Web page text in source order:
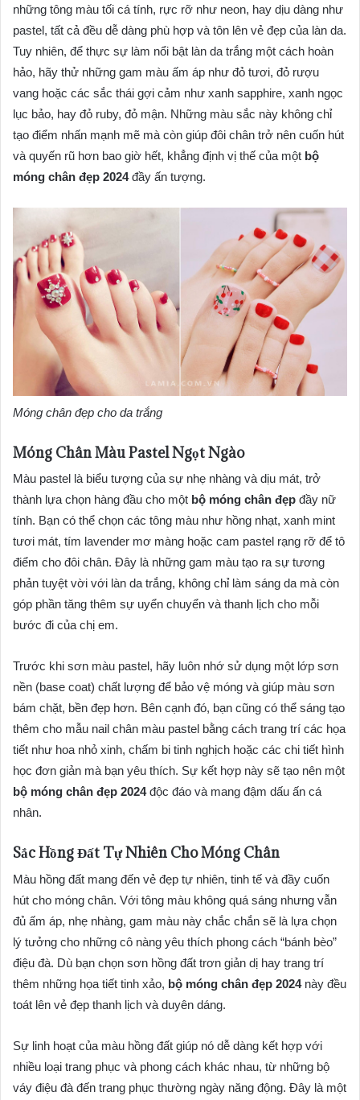
những tông màu tối cá tính, rực rỡ như neon, hay dịu dàng như
pastel, tất cả đều dễ dàng phù hợp và tôn lên vẻ đẹp của làn da.
Tuy nhiên, để thực sự làm nổi bật làn da trắng một cách hoàn
hảo, hãy thử những gam màu ấm áp như đỏ tươi, đỏ rượu
vang hoặc các sắc thái gợi cảm như xanh sapphire, xanh ngọc
lục bảo, hay đỏ ruby, đỏ mận. Những màu sắc này không chỉ
tạo điểm nhấn mạnh mẽ mà còn giúp đôi chân trở nên cuốn hút
và quyến rũ hơn bao giờ hết, khẳng định vị thế của một bộ
móng chân đẹp 2024đầy ấn tượng.
Móng chân đẹp cho da trắng
Móng Chân Màu Pastel Ngọt Ngào
Màu pastel là biểu tượng của sự nhẹ nhàng và dịu mát, trở
thành lựa chọn hàng đầu cho một bộ móng chân đẹp đầy nữ
tính. Bạn có thể chọn các tông màu như hồng nhạt, xanh mint
tươi mát, tím lavender mơ màng hoặc cam pastel rạng rỡ để tô
điểm cho đôi chân. Đây là những gam màu tạo ra sự tương
phản tuyệt vời với làn da trắng, không chỉ làm sáng da mà còn
góp phần tăng thêm sự uyển chuyển và thanh lịch cho mỗi
bước đi của chị em.
Trước khi sơn màu pastel, hãy luôn nhớ sử dụng một lớp sơn
nền (base coat) chất lượng để bảo vệ móng và giúp màu sơn
bám chặt, bền đẹp hơn. Bên cạnh đó, bạn cũng có thể sáng tạo
thêm cho mẫu nail chân màu pastel bằng cách trang trí các họa
tiết như hoa nhỏ xinh, chấm bi tinh nghịch hoặc các chi tiết hình
học đơn giản mà bạn yêu thích. Sự kết hợp này sẽ tạo nên một
bộ móng chân đẹp 2024độc đáo và mang đậm dấu ấn cá
nhân.
Sắc Hồng Đất Tự Nhiên Cho Móng Chân
Màu hồng đất mang đến vẻ đẹp tự nhiên, tinh tế và đầy cuốn
hút cho móng chân. Với tông màu không quá sáng nhưng vẫn
đủ ấm áp, nhẹ nhàng, gam màu này chắc chắn sẽ là lựa chọn
lý tưởng cho những cô nàng yêu thích phong cách “bánh bèo”
điệu đà. Dù bạn chọn sơn hồng đất trơn giản dị hay trang trí
thêm những họa tiết tinh xảo, bộ móng chân đẹp 2024này đều
toát lên vẻ đẹp thanh lịch và duyên dáng.
Sự linh hoạt của màu hồng đất giúp nó dễ dàng kết hợp với
nhiều loại trang phục và phong cách khác nhau, từ những bộ
váy điệu đà đến trang phục thường ngày năng động. Đây là một